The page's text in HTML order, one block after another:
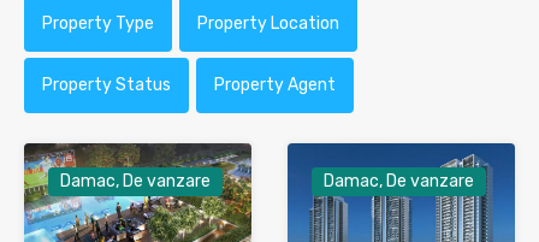
Property Type Property Location
Property Status Property Agent
Damac, De vanzare Damac, De vanzare